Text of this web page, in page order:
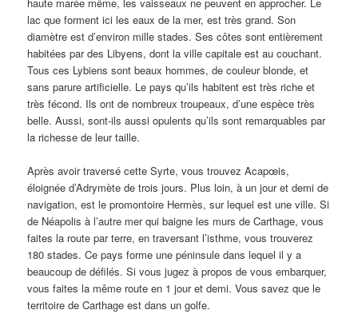
lac que forment ici les eaux de la mer, est très grand. Son
diamètre est d’environ mille stades. Ses côtes sont entièrement
habitées par des Libyens, dont la ville capitale est au couchant.
Tous ces Lybiens sont beaux hommes, de couleur blonde, et
sans parure artificielle. Le pays qu’ils habitent est très riche et
très fécond. Ils ont de nombreux troupeaux, d’une espèce très
belle. Aussi, sont-ils aussi opulents qu’ils sont remarquables par
la richesse de leur taille.
Après avoir traversé cette Syrte, vous trouvez Acapœis,
éloignée d’Adrymète de trois jours. Plus loin, à un jour et demi de
navigation, est le promontoire Hermès, sur lequel est une ville. Si
de Néapolis à l’autre mer qui baigne les murs de Carthage, vous
faites la route par terre, en traversant l’isthme, vous trouverez
180 stades. Ce pays forme une péninsule dans lequel il y a
beaucoup de défilés. Si vous jugez à propos de vous embarquer,
vous faites la même route en 1 jour et demi. Vous savez que le
territoire de Carthage est dans un golfe.